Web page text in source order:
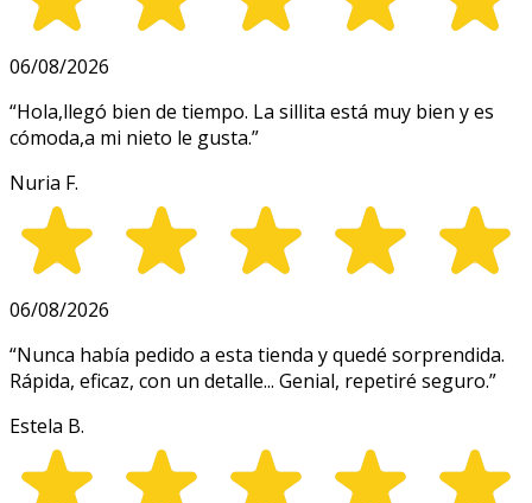
06/08/2026
“Hola,llegó bien de tiempo. La sillita está muy bien y es
cómoda,a mi nieto le gusta.”
Nuria F.
06/08/2026
“Nunca había pedido a esta tienda y quedé sorprendida.
Rápida, eficaz, con un detalle... Genial, repetiré seguro.”
Estela B.